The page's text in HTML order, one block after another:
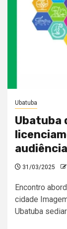
Ubatuba
Ubatuba
31/03/2025
Encontro
cidade
Ubatuba